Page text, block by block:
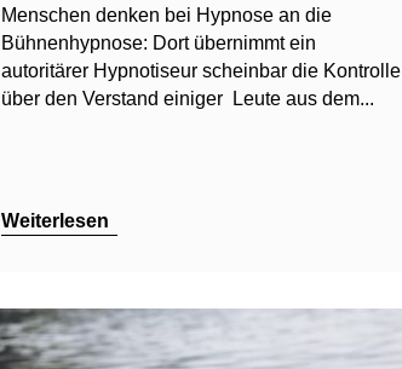
Menschen denken bei Hypnose an die
Bühnenhypnose: Dort übernimmt ein
autoritärer Hypnotiseur scheinbar die Kontrolle
über den Verstand einiger Leute aus dem...
Weiterlesen